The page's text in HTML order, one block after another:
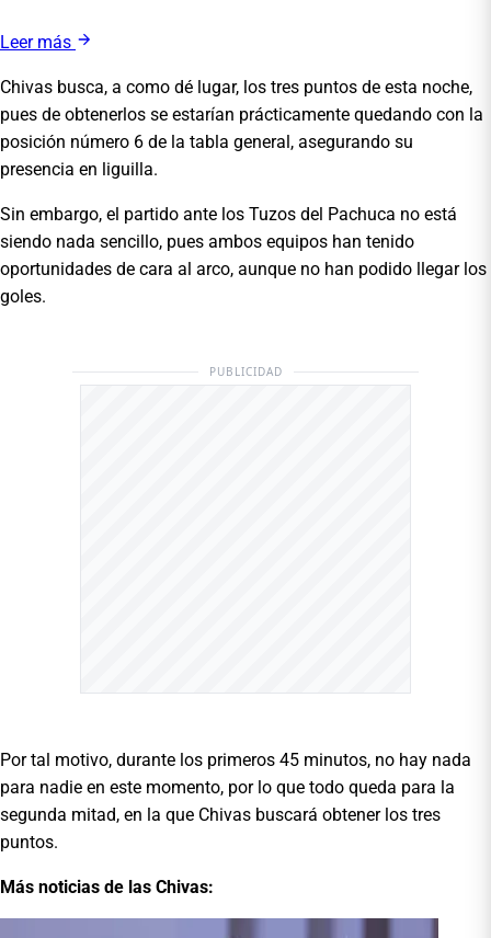
Leer más
Chivas busca, a como dé lugar, los tres puntos de esta noche,
pues de obtenerlos se estarían prácticamente quedando con la
posición número 6 de la tabla general, asegurando su
presencia en liguilla.
Sin embargo, el partido ante los Tuzos del Pachuca no está
siendo nada sencillo, pues ambos equipos han tenido
oportunidades de cara al arco, aunque no han podido llegar los
goles.
PUBLICIDAD
Por tal motivo, durante los primeros 45 minutos, no hay nada
para nadie en este momento, por lo que todo queda para la
segunda mitad, en la que Chivas buscará obtener los tres
puntos.
Más noticias de las Chivas: